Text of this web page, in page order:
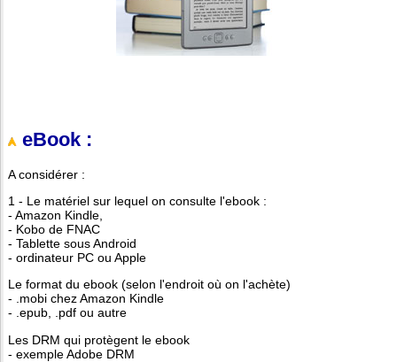
eBook :
A considérer :
1 - Le matériel sur lequel on consulte l'ebook :
- Amazon Kindle,
- Kobo de FNAC
- Tablette sous Android
- ordinateur PC ou Apple
Le format du ebook (selon l'endroit où on l'achète)
- .mobi chez Amazon Kindle
- .epub, .pdf ou autre
Les DRM qui protègent le ebook
- exemple Adobe DRM